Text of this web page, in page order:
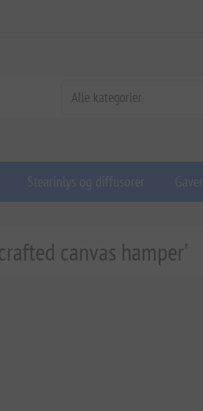
Stearinlys og diffusorer Gaver
canvas hamper'